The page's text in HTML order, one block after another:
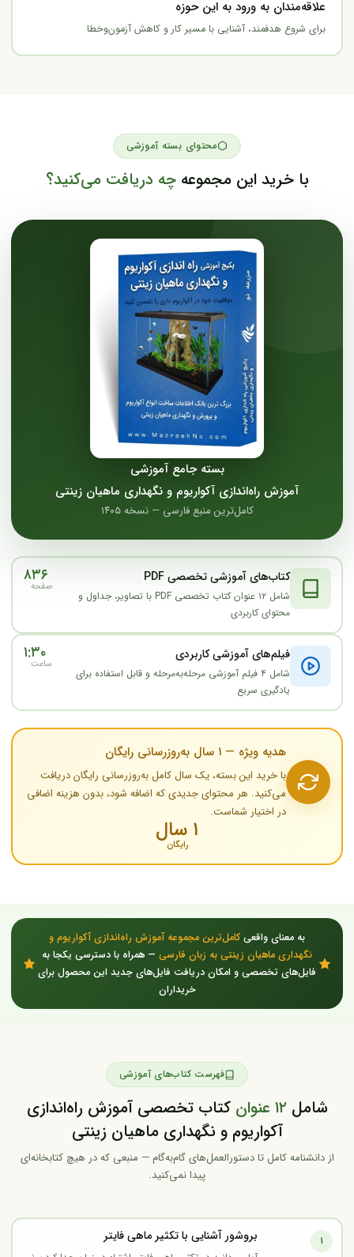
علاقه‌مندان به ورود به این حوزه
برای شروع هدفمند، آشنایی با مسیر کار و کاهش آزمون‌وخطا
محتوای بسته آموزشی
با خرید این مجموعهچه دریافت می‌کنید؟
کتاب‌های آموزشی تخصصی PDF
شامل ۱۲ عنوان کتاب تخصصی PDF با تصاویر، جداول و
محتوای کاربردی
۸۳۶
صفحه
فیلم‌های آموزشی کاربردی
شامل ۴ فیلم آموزشی مرحله‌به‌مرحله و قابل استفاده برای
یادگیری سریع
۱:۳۰
ساعت
هدیه ویژه — ۱ سال به‌روزرسانی رایگان
با خرید این بسته، یک سال کامل به‌روزرسانی رایگان دریافت
می‌کنید. هر محتوای جدیدی که اضافه شود، بدون هزینه اضافی
در اختیار شماست.
۱ سال رایگان
بسته جامع آموزشی
آموزش راه‌اندازی آکواریوم و نگهداری ماهیان زینتی
کامل‌ترین منبع فارسی — نسخه ۱۴۰۵
به معنای واقعی کامل‌ترین مجموعه آموزش راه‌اندازی آکواریوم و
نگهداری ماهیان زینتی به زبان فارسی — همراه با دسترسی یکجا به
فایل‌های تخصصی و امکان دریافت فایل‌های جدید این محصول برای
خریداران
فهرست کتاب‌های آموزشی
شامل ۱۲ عنوان
کتاب تخصصی آموزش راه‌اندازی
آکواریوم و نگهداری ماهیان زینتی
از دانشنامه کامل تا دستورالعمل‌های گام‌به‌گام — منبعی که در هیچ کتابخانه‌ای
پیدا نمی‌کنید.
۱ بروشور آشنایی با تکثیر ماهی فایتر